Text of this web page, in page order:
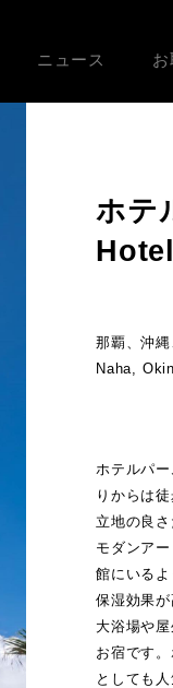
ニュース
ホテ
那覇、沖
Naha,
ホテルパ
りからは
立地の良
モダンア
館にいるよ
保湿効果
大浴場や
お宿です
としても